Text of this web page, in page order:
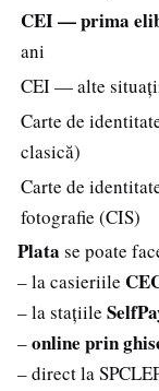
CEI — prima
ani
CEI — alte
Carte de
clasică)
Carte de
fotografie (CIS)
Plata se poate
– la casieriile
– la stațiile
–online prin
– direct la